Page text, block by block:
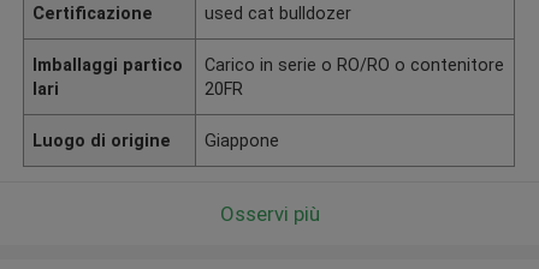
Certificazione used cat bulldozer
Imballaggi partico
lari
Carico in serie o RO/RO o contenitore
20FR
Luogo di origine Giappone
Osservi più